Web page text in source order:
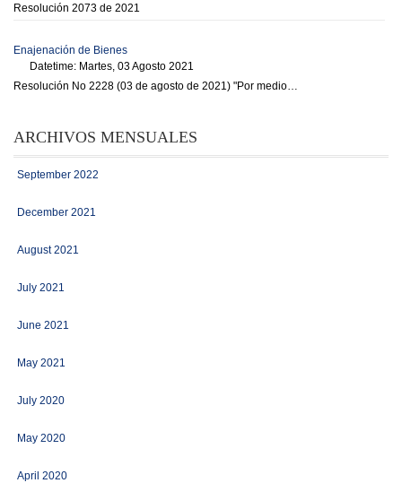
Resolución 2073 de 2021
Enajenación de Bienes
Datetime: Martes, 03 Agosto 2021
Resolución No 2228 (03 de agosto de 2021) "Por medio…
ARCHIVOS MENSUALES
September 2022
December 2021
August 2021
July 2021
June 2021
May 2021
July 2020
May 2020
April 2020